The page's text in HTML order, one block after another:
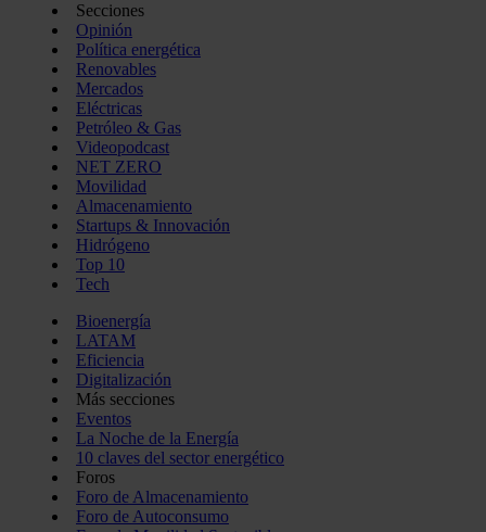
Secciones
Opinión
Política energética
Renovables
Mercados
Eléctricas
Petróleo & Gas
Videopodcast
NET ZERO
Movilidad
Almacenamiento
Startups & Innovación
Hidrógeno
Top 10
Tech
Bioenergía
LATAM
Eficiencia
Digitalización
Más secciones
Eventos
La Noche de la Energía
10 claves del sector energético
Foros
Foro de Almacenamiento
Foro de Autoconsumo